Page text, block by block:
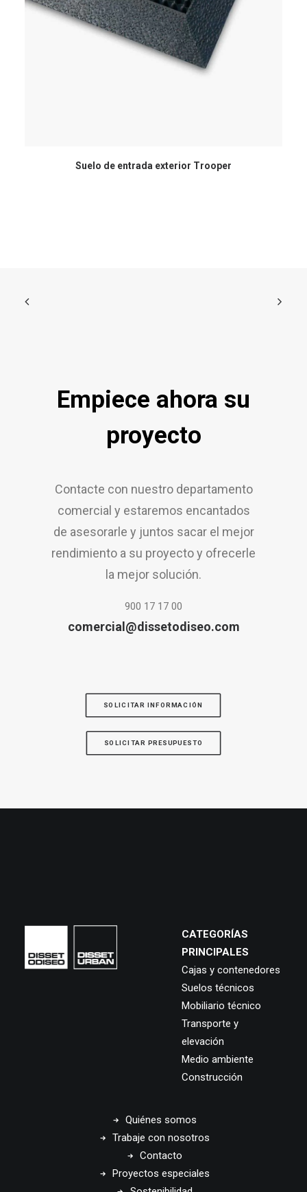
Suelo de entrada exterior Trooper
Empiece ahora su
proyecto
Contacte con nuestro departamento
comercial y estaremos encantados
de asesorarle y juntos sacar el mejor
rendimiento a su proyecto y ofrecerle
la mejor solución.
900 17 17 00
comercial@dissetodiseo.com
SOLICITAR INFORMACIÓN
SOLICITAR PRESUPUESTO
CATEGORÍAS
PRINCIPALES
Cajas y contenedores
Suelos técnicos
Mobiliario técnico
Transporte y
elevación
Medio ambiente
Construcción
Quiénes somos
Trabaje con nosotros
Contacto
Proyectos especiales